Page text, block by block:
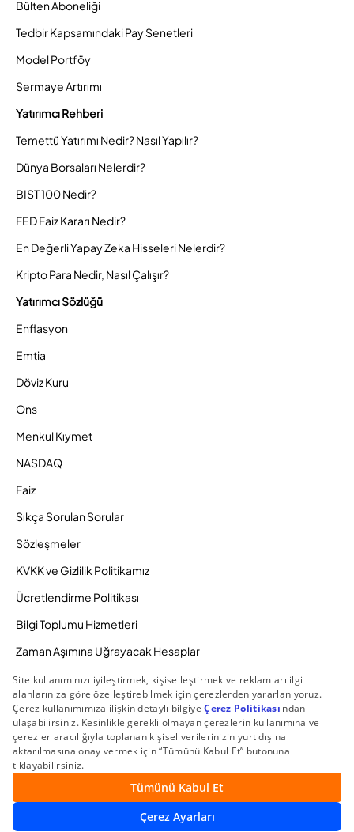
Bülten Aboneliği
Tedbir Kapsamındaki Pay Senetleri
Model Portföy
Sermaye Artırımı
Yatırımcı Rehberi
Temettü Yatırımı Nedir? Nasıl Yapılır?
Dünya Borsaları Nelerdir?
BIST 100 Nedir?
FED Faiz Kararı Nedir?
En Değerli Yapay Zeka Hisseleri Nelerdir?
Kripto Para Nedir, Nasıl Çalışır?
Yatırımcı Sözlüğü
Enflasyon
Emtia
Döviz Kuru
Ons
Menkul Kıymet
NASDAQ
Faiz
Sıkça Sorulan Sorular
Sözleşmeler
KVKK ve Gizlilik Politikamız
Ücretlendirme Politikası
Bilgi Toplumu Hizmetleri
Zaman Aşımına Uğrayacak Hesaplar
Duyurular ve Kampanyalar
© 2026 Gedik Yatırım Menkul Değerler AŞ. Tüm Hakları